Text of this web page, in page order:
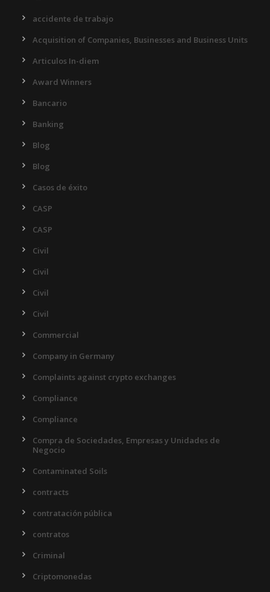
accidente de trabajo
Acquisition of Companies, Businesses and Business Units
Articulos In-diem
Award Winners
Bancario
Banking
Blog
Blog
Casos de éxito
CASP
CASP
Civil
Civil
Civil
Civil
Commercial
Company in Germany
Complaints against crypto exchanges
Compliance
Compliance
Compra de Sociedades, Empresas y Unidades de
Negocio
Contaminated Soils
contracts
contratación pública
contratos
Criminal
Criptomonedas